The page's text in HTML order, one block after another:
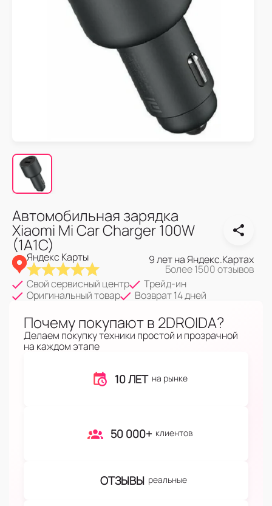
Автомобильная зарядка
Xiaomi Mi Car Charger 100W
(1A1C)
Яндекс Карты 9 лет на Яндекс.Картах
Более 1500 отзывов
Свой сервисный центр
Трейд-ин
Оригинальный товар
Возврат 14 дней
Почему покупают в 2DROIDA?
Делаем покупку техники простой и прозрачной
на каждом этапе
10 ЛЕТ на рынке
50 000+ клиентов
ОТЗЫВЫ реальные